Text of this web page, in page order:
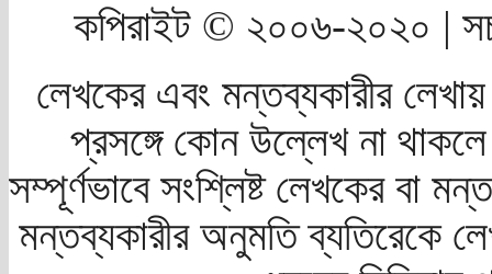
কপিরাইট © ২০০৬-২০২০ |
লেখকের এবং মন্তব্যকারীর
প্রসঙ্গে কোন উল্লেখ না
সম্পূর্ণভাবে সংশ্লিষ্ট লেখকের বা
মন্তব্যকারীর অনুমতি ব্যতিরেকে